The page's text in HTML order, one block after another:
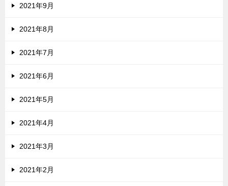
2021年9月
2021年8月
2021年7月
2021年6月
2021年5月
2021年4月
2021年3月
2021年2月